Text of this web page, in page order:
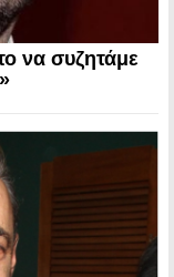
να συζητάμε